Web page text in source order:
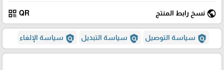
public نسخ رابط المنتج QR
qr_code
policy سياسة التوصيل policy سياسة التبديل policy سياسة الإلغاء